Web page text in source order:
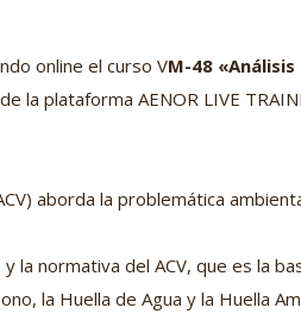
online el curso VM-48
la plataforma AENOR LIVE
aborda la problemática
normativa del ACV, que es la
la Huella de Agua y la Huella